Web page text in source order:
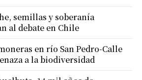
semillas y soberanía
al debate en Chile
en río San Pedro-Calle
a la biodiversidad